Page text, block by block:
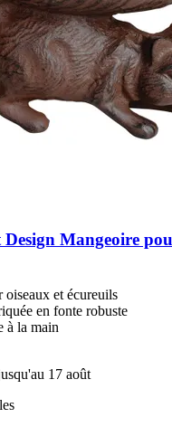
Design Mangeoire
oiseaux et écureuils
en fonte robuste
à la main
17 août